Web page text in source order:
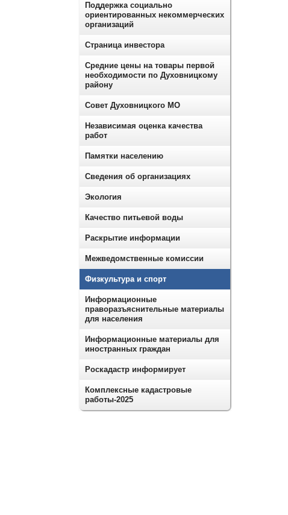
Поддержка социально
ориентированных некоммерческих
организаций
Страница инвестора
Средние цены на товары первой
необходимости по Духовницкому
району
Совет Духовницкого МО
Независимая оценка качества
работ
Памятки населению
Сведения об организациях
Экология
Качество питьевой воды
Раскрытие информации
Межведомственные комиссии
Физкультура и спорт
Информационные
праворазъяснительные материалы
для населения
Информационные материалы для
иностранных граждан
Роскадастр информирует
Комплексные кадастровые
работы-2025